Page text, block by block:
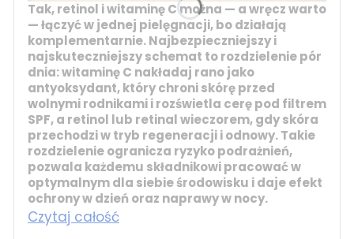
Tak, retinol i witaminę C można — a wręcz warto
— łączyć w jednej pielęgnacji, bo działają
komplementarnie. Najbezpieczniejszy i
najskuteczniejszy schemat to rozdzielenie pór
dnia:witaminę C nakładaj rano jako
antyoksydant, który chroni skórę przed
wolnymi rodnikami i rozświetla cerę pod filtrem
SPF, a retinol lub retinalwieczorem, gdy skóra
przechodzi w tryb regeneracji i odnowy. Takie
rozdzielenie ogranicza ryzyko podrażnień,
pozwala każdemu składnikowi pracować w
optymalnym dla siebie środowisku i daje efekt
ochrony w dzień oraz naprawy w nocy.
Czytaj całość